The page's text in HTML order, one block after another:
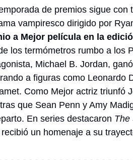
de premios sigue con
vampiresco dirigido por
a Mejor película en la
los termómetros rumbo a los
Michael B. Jordan,
a figuras como Leonardo
Como Mejor actriz triunfó
que Sean Penn y Amy
En series destacaron The
un homenaje a su